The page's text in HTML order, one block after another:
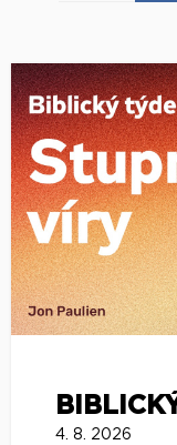
4. 8. 2026